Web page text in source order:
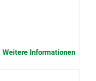
Weitere Informationen